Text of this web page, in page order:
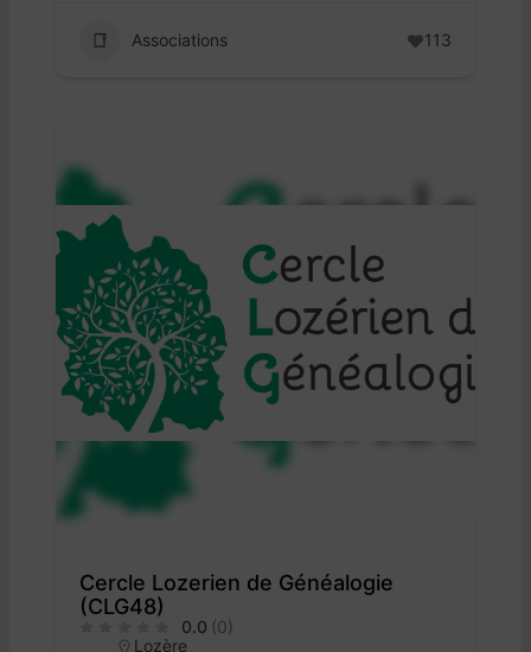
Associations 113
Cercle Lozerien de Généalogie
(CLG48)
0.0 (0)
Lozère